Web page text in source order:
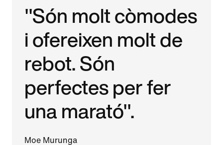
"Són molt còmodes
i ofereixen molt de
rebot. Són
perfectes per fer
una marató".
Moe Murunga